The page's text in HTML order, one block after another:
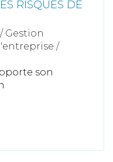
RISQUES DE
/ Gestion
/
son